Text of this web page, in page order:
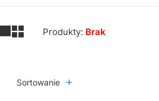
Produkty: Brak
Sortowanie